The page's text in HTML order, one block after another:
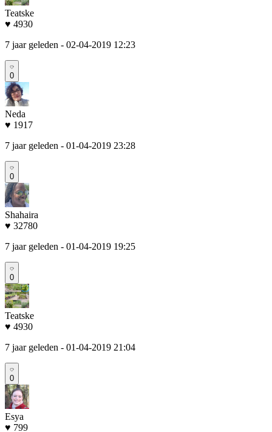
Teatske
♥ 4930
7 jaar geleden - 02-04-2019 12:23
0
Neda
♥ 1917
7 jaar geleden - 01-04-2019 23:28
0
Shahaira
♥ 32780
7 jaar geleden - 01-04-2019 19:25
0
Teatske
♥ 4930
7 jaar geleden - 01-04-2019 21:04
0
Esya
♥ 799